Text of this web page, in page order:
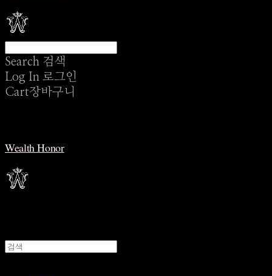
Search 검색
Log In 로그인
Cart장바구니
Wealth Honor